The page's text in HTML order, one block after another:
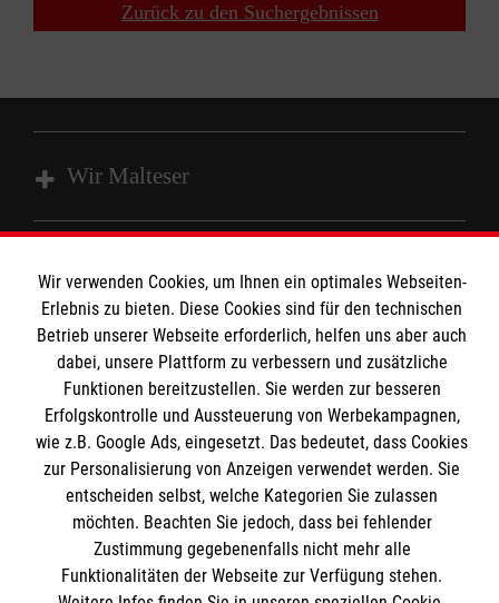
Zurück zu den Suchergebnissen
Wir Malteser
Das MBZ Westfalen
Wir Malteser
Informationen
Downloads
Kontakt
Impressum
Datenschutz
Barrierefreiheit
Malteser online
Malteserorden
Malteser International
Spendenkonto
Wir verwenden Cookies, um Ihnen ein optimales Webseiten-
Erlebnis zu bieten. Diese Cookies sind für den technischen
Betrieb unserer Webseite erforderlich, helfen uns aber auch
dabei, unsere Plattform zu verbessern und zusätzliche
Funktionen bereitzustellen. Sie werden zur besseren
Erfolgskontrolle und Aussteuerung von Werbekampagnen,
wie z.B. Google Ads, eingesetzt. Das bedeutet, dass Cookies
zur Personalisierung von Anzeigen verwendet werden. Sie
entscheiden selbst, welche Kategorien Sie zulassen
möchten. Beachten Sie jedoch, dass bei fehlender
Zustimmung gegebenenfalls nicht mehr alle
Funktionalitäten der Webseite zur Verfügung stehen.